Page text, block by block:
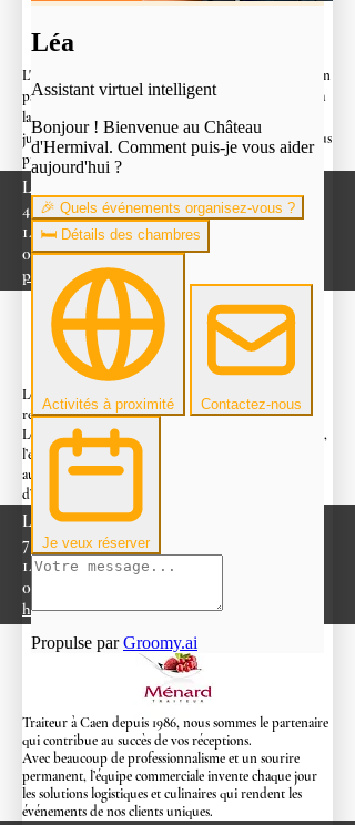
L'enseigne vous accompagne pour organiser la réception
parfaite lors du plus beau jour de votre vie, des fleurs à
la vaisselle, en passant par le personnel. De la veille
jusqu'au lendemain de la célébration, votre traiteur vous
propose une gamme de services variés.​
La Boutique Gourmande
44 rue d'Alençon
14100 lisieux
02 31 32 72 41
page Facebook ici
Loison Traiteur, c’est un traiteur organisateur de
réceptions haut de gamme à Ouistreham.Depuis 1930,
Loison Traiteur cultive inlassablement le bon et le beau,
l’élégance et ce zeste d’audace créative qui donnent
aux
évènements privés
d’encore.
Loison Traiteur
76 rue Emile Herbline
14150 Ouistreham
02 31 97 29 95
https://loisontraiteur.fr/fr/
Traiteur à Caen depuis 1986, nous sommes lepartenaire
qui contribue au succès de vos réceptions.
Avec beaucoup de professionnalisme et un sourire
permanent, l’équipe commerciale invente chaque jour
les solutions logistiques et culinaires qui rendent les
événements de nos clients uniques.